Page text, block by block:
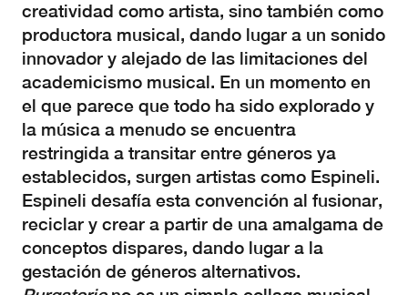
creatividad como artista, sino también como
productora musical, dando lugar a un sonido
innovador y alejado de las limitaciones del
academicismo musical. En un momento en
el que parece que todo ha sido explorado y
la música a menudo se encuentra
restringida a transitar entre géneros ya
establecidos, surgen artistas como Espineli.
Espineli desafía esta convención al fusionar,
reciclar y crear a partir de una amalgama de
conceptos dispares, dando lugar a la
gestación de géneros alternativos.